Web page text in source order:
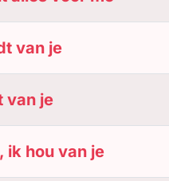
van je
van je
ik hou van je